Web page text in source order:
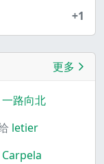
+1
更多
一路向北
letier
Carpela